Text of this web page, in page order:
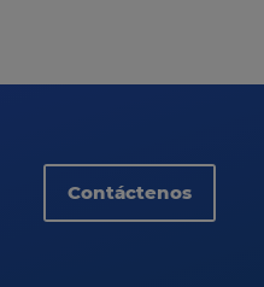
Contáctenos